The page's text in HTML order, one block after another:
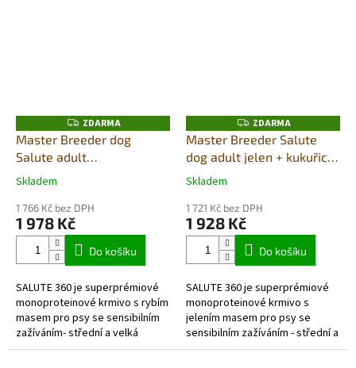
Z
D
A
R
ZDARMA
Master Breeder dog
Salute adult
ryba+brambor med/maxi
Průměrné
produktu
je
hvězdiček.
Skladem
1 766 Kč bez DPH
1 978 Kč
Do košíku
SALUTE 360 je superprémiové
monoproteinové krmivo s rybím
masem pro psy se sensibilním
zažíváním- střední a velká
plemena.Je výjimečné použitím
Z
D
A
R
ZDARMA
Master Breeder Salute
dog adult jelen + kukuřice
med/maxi 20kg
Průměrné
produktu
je
hvězdiček.
Skladem
1 721 Kč bez DPH
1 928 Kč
Do košíku
SALUTE 360 je superprémiové
monoproteinové krmivo s
jelením masem pro psy se
sensibilním zažíváním - střední a
velká plemena. Je výjimečné